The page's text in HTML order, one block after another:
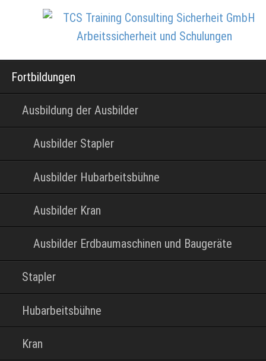
Navigation
überspringen
Fortbildungen
Ausbildung der Ausbilder
Ausbilder Stapler
Ausbilder Hubarbeitsbühne
Ausbilder Kran
Ausbilder Erdbaumaschinen und Baugeräte
Stapler
Hubarbeitsbühne
Kran